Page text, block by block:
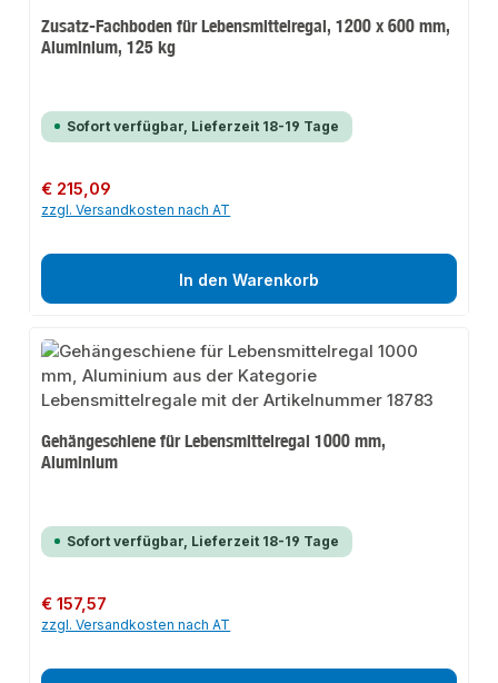
Zusatz-Fachboden für Lebensmittelregal, 1200 x 600 mm,
Aluminium, 125 kg
Sofort verfügbar, Lieferzeit 18-19 Tage
Regulärer Preis:
€ 215,09
zzgl. Versandkosten nach AT
In den Warenkorb
Gehängeschiene für Lebensmittelregal 1000 mm,
Aluminium
Sofort verfügbar, Lieferzeit 18-19 Tage
Regulärer Preis:
€ 157,57
zzgl. Versandkosten nach AT